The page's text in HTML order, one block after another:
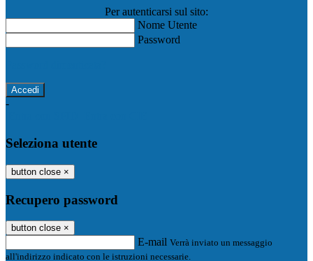
Per autenticarsi sul sito:
Nome Utente
Password
-
Seleziona utente
button close ×
Recupero password
button close ×
E-mail Verrà inviato un messaggio
all'indirizzo indicato con le istruzioni necessarie.